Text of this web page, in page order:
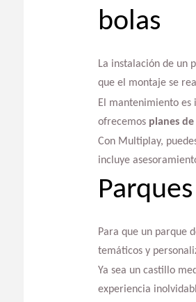
bolas
La instalación de un
que el montaje se
El mantenimiento
ofrecemos planes
Con Multiplay,
incluye
Para que un parque
temáticos y
Ya sea un castillo
experiencia